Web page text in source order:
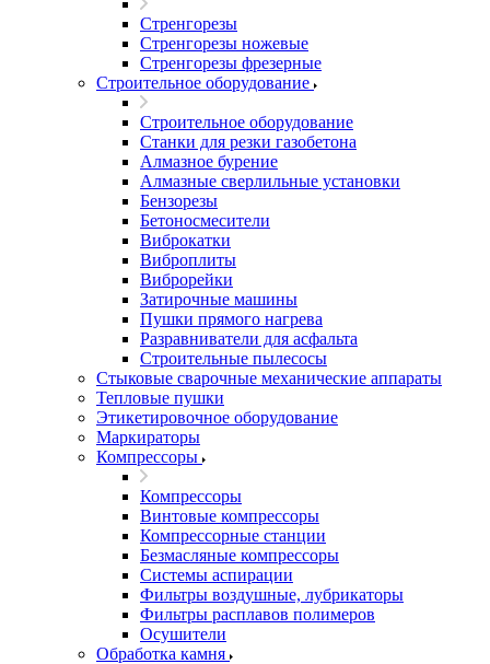
Стренгорезы
Стренгорезы ножевые
Стренгорезы фрезерные
Строительное оборудование
Строительное оборудование
Станки для резки газобетона
Алмазное бурение
Алмазные сверлильные установки
Бензорезы
Бетоносмесители
Виброкатки
Виброплиты
Виброрейки
Затирочные машины
Пушки прямого нагрева
Разравниватели для асфальта
Строительные пылесосы
Стыковые сварочные механические аппараты
Тепловые пушки
Этикетировочное оборудование
Маркираторы
Компрессоры
Компрессоры
Винтовые компрессоры
Компрессорные станции
Безмасляные компрессоры
Системы аспирации
Фильтры воздушные, лубрикаторы
Фильтры расплавов полимеров
Осушители
Обработка камня